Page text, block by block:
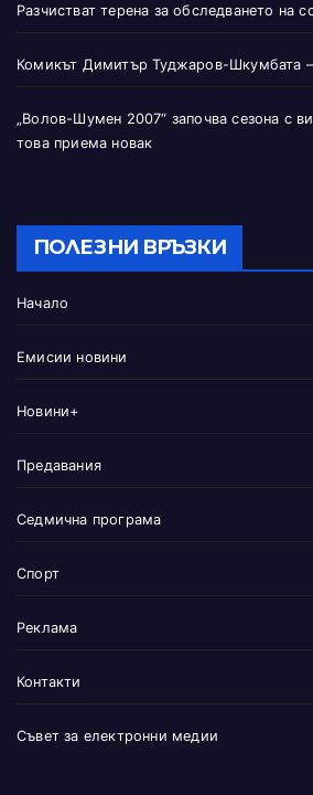
Разчистват терена за обследването на
Комикът Димитър Туджаров-Шкумбата –
„Волов-Шумен 2007“ започва сезона с
това приема новак
ПОЛЕЗНИ ВРЪЗКИ
Начало
Емисии новини
Новини+
Предавания
Седмична програма
Спорт
Реклама
Контакти
Съвет за електронни медии